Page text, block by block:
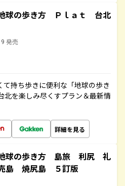
球の歩き方 Ｐｌａｔ 台北
発売
て持ち歩きに便利な「地球の歩き
北を楽しみ尽くすプラン＆最新情
詳細を見る
球の歩き方 島旅 利尻 礼
島 焼尻島 ５訂版